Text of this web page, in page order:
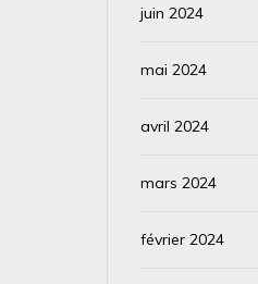
juin 2024
mai 2024
avril 2024
mars 2024
février 2024